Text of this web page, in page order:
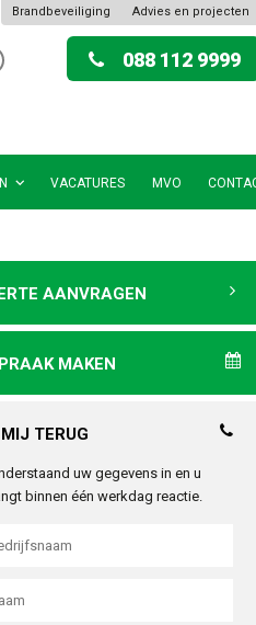
Brandbeveiliging Advies en projecten
088 112 9999
VACATURES MVO
AANVRAGEN
MAKEN
TERUG
uw gegevens in en u
binnen één werkdag reactie.